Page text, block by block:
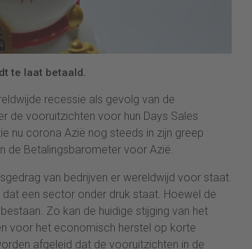
te laat betaald.
recessie als gevolg van de
de vooruitzichten voor hun Days Sales
nu corona Azië nog steeds in zijn greep
de Betalingsbarometer voor Azië.
van bedrijven er wereldwijd voor staat.
dat een sector onder druk staat. Hoewel de
Zo kan de huidige stijging van het
voor het economisch herstel op korte
afgeleid dat de vooruitzichten in de